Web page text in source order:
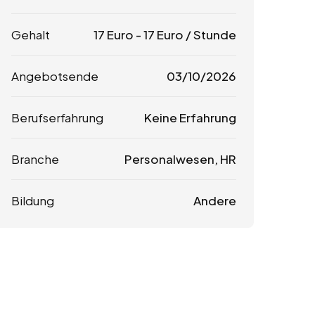
Gehalt 17 Euro -17 Euro / Stunde
Angebotsende 03/10/2026
Berufserfahrung Keine Erfahrung
Branche Personalwesen, HR
Bildung Andere